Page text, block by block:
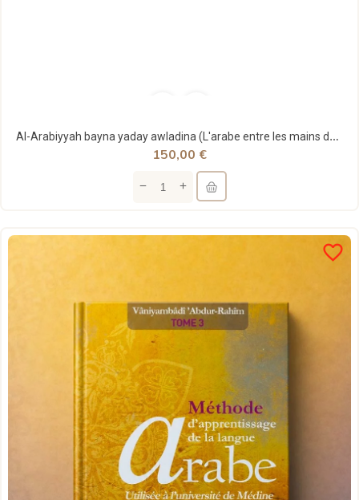
Al-Arabiyyah bayna yaday awladina (L'arabe entre les mains de nos enfants) - 12 volumes
150,00 €
favorite_border